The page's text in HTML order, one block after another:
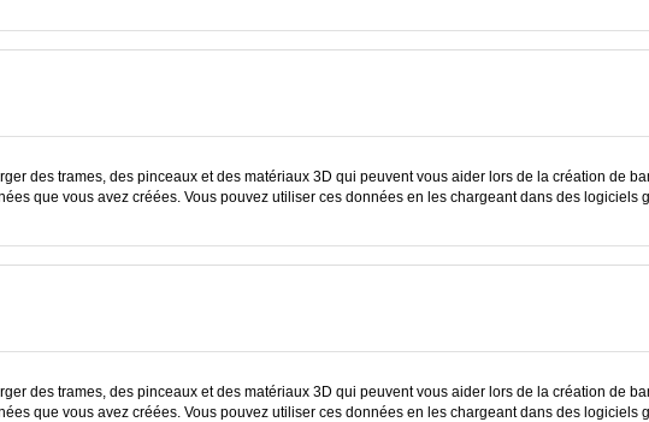
des trames, des pinceaux et des matériaux 3D qui peuvent vous aider lors de la création de
que vous avez créées. Vous pouvez utiliser ces données en les chargeant dans des logiciels
des trames, des pinceaux et des matériaux 3D qui peuvent vous aider lors de la création de
que vous avez créées. Vous pouvez utiliser ces données en les chargeant dans des logiciels